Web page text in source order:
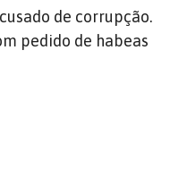
de corrupção.
pedido de habeas